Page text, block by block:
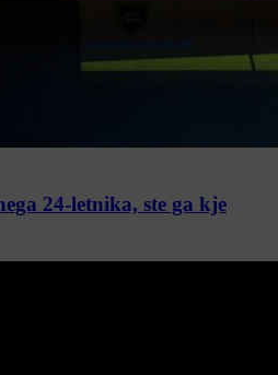
24-letnika, ste ga kje